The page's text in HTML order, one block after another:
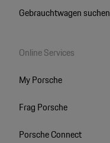
Gebrauchtwagen suchen
Online Services
My Porsche
Frag Porsche
Porsche Connect